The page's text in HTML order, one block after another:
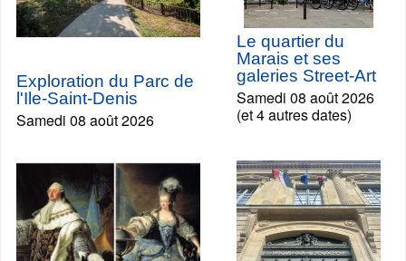
Exploration du Parc de
l'Ile-Saint-Denis
Samedi 08 août 2026
Le quartier du
Marais et ses
galeries Street-Art
Samedi 08 août 2026
(et 4 autres dates)